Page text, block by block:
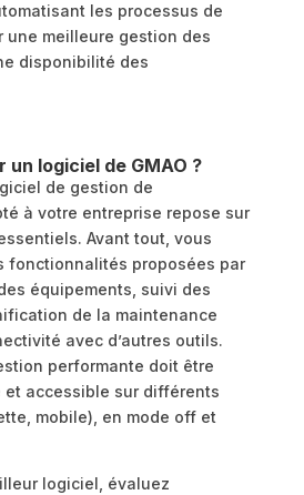
les processus de
une meilleure gestion des
disponibilité des
un logiciel de GMAO ?
de gestion de
à votre entreprise repose sur
Avant tout, vous
fonctionnalités proposées par
équipements, suivi des
de la maintenance
avec d’autres outils.
performante doit être
accessible sur différents
mobile), en mode off et
logiciel, évaluez